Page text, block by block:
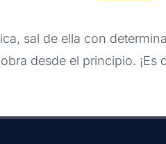
sal de ella con
desde el principio. ¡Es